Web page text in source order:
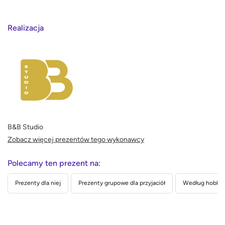
Realizacja
B&B Studio
Zobacz więcej prezentów tego wykonawcy
Polecamy ten prezent na:
Prezenty dla niej Prezenty grupowe dla przyjaciół Według hobby